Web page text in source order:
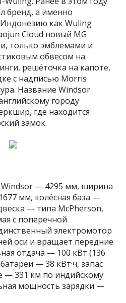
бренд, а именно
как Wuling
Cloud новый MG
только эмблемами и
обвесом на
решёточка на капоте,
с надписью Morris
Название Windsor
городу
где находится
замок.
Windsor — 4295 мм, ширина
мм, колёсная база —
— типа McPherson,
с поперечной
электромотор
оси и вращает передние
отдача — 100 кВт (136
— 38 кВт·ч, запас
— 331 км по индийскому
мощность зарядки —